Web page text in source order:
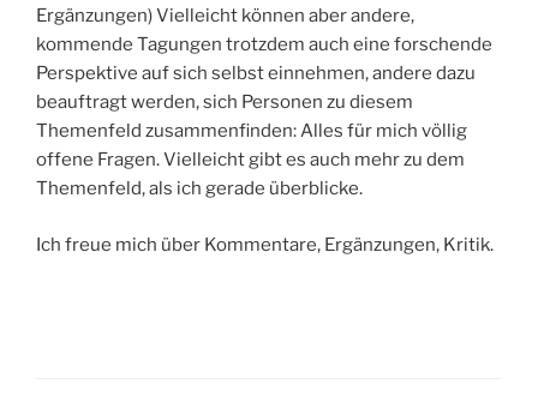
Ergänzungen) Vielleicht können aber andere,
kommende Tagungen trotzdem auch eine forschende
Perspektive auf sich selbst einnehmen, andere dazu
beauftragt werden, sich Personen zu diesem
Themenfeld zusammenfinden: Alles für mich völlig
offene Fragen. Vielleicht gibt es auch mehr zu dem
Themenfeld, als ich gerade überblicke.
Ich freue mich über Kommentare, Ergänzungen, Kritik.